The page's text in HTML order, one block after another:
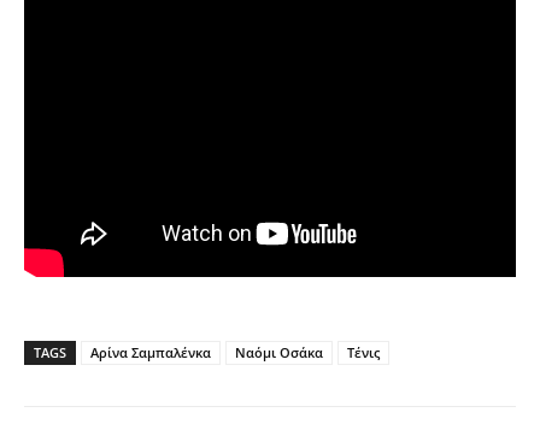
TAGS Αρίνα Σαμπαλένκα Ναόμι Οσάκα Τένις